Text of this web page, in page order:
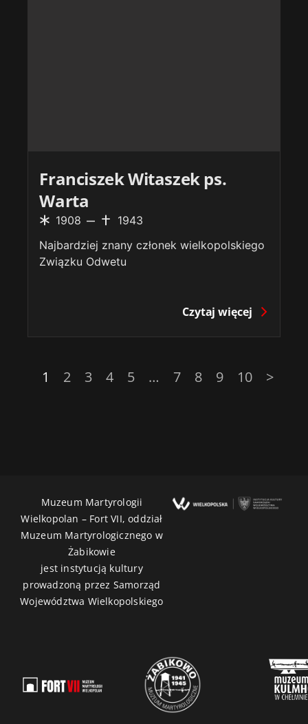
Franciszek Witaszek ps.
Warta
1908
1943
Najbardziej znany członek wielkopolskiego
Związku Odwetu
Czytaj więcej
1 2 3 4 5 … 7 8 9 10 >
Muzeum Martyrologii
Wielkopolan – Fort VII, oddział
Muzeum Martyrologicznego w
Żabikowie
jest instytucją kultury
prowadzoną przez Samorząd
Województwa Wielkopolskiego